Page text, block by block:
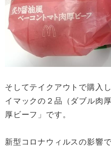
そしてテイクアウトで購入
イマックの２品（ダブル肉
厚ビーフ」です。
新型コロナウィルスの影響